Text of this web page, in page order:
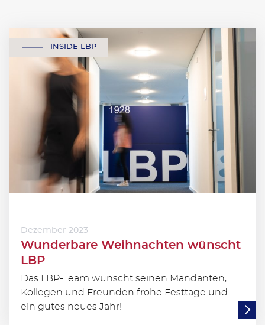
INSIDE LBP
Dezember 2023
Wunderbare Weihnachten wünscht
LBP
Das LBP-Team wünscht seinen Mandanten,
Kollegen und Freunden frohe Festtage und
ein gutes neues Jahr!